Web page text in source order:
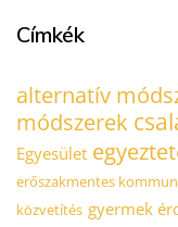
Címkék
alternatív
módszerek
Egyesület
erőszakmentes
közvetítés gyermek